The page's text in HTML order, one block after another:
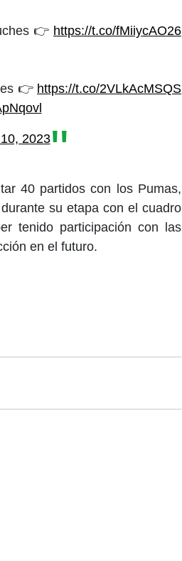
👉 https://t.co/fMiiycAO26
👉 https://t.co/2VLkAcMSQS
2023
40 partidos con los Pumas,
su etapa con el cuadro
tenido participación con las
en el futuro.